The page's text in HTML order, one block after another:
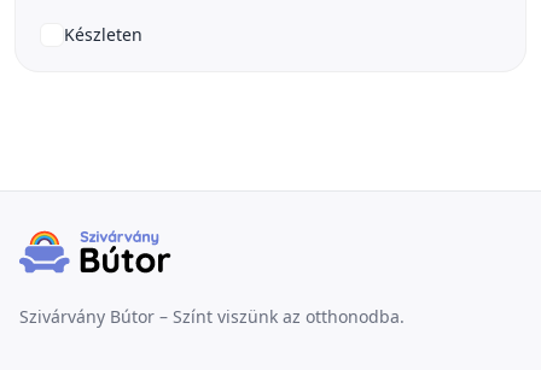
Készleten
Szivárvány Bútor – Színt viszünk az otthonodba.